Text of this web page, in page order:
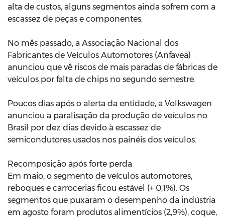
alta de custos, alguns segmentos ainda sofrem com a
escassez de peças e componentes.
No mês passado, a Associação Nacional dos
Fabricantes de Veículos Automotores (Anfavea)
anunciou que vê riscos de mais paradas de fábricas de
veículos por falta de chips no segundo semestre.
Poucos dias após o alerta da entidade, a Volkswagen
anunciou a paralisação da produção de veículos no
Brasil por dez dias devido à escassez de
semicondutores usados nos painéis dos veículos.
Recomposição após forte perda
Em maio, o segmento de veículos automotores,
reboques e carrocerias ficou estável (+ 0,1%). Os
segmentos que puxaram o desempenho da indústria
em agosto foram produtos alimentícios (2,9%), coque,